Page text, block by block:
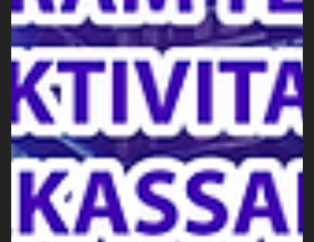
Suatu kebanggaan tersendiri bagi Groovy Event Organizer bisa
menjadi pionir berjalannya virtual event di Indonesia. Sikap
pantang...